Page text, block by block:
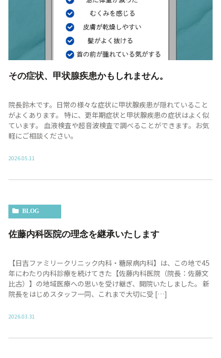
その症状、甲状腺疾患かもしれません。
院長鈴木です。日常の様々な症状に甲状腺疾患が隠れていること
がよくあります。 特に、更年期症状と甲状腺疾患の症状はよく似
ています。 血液検査や超音波検査で調べることができます。お気
軽にご相談ください。
2026.05.11
BLOG
佐藤内科医院の理念を継承いたします
【日吉ファミリークリニック内科・糖尿病内科】は、この地で45
年にわたり内科診療を続けてきた【佐藤内科医院（院長：佐藤文
比古）】の地域医療への思いを受け継ぎ、開院いたしました。 新
院長をはじめスタッフ一同、これまで大切に受 […]
2026.03.31